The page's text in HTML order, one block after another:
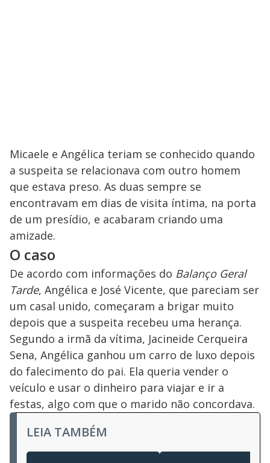
Micaele e Angélica teriam se conhecido quando
a suspeita se relacionava com outro homem
que estava preso. As duas sempre se
encontravam em dias de visita íntima, na porta
de um presídio, e acabaram criando uma
amizade.
O caso
De acordo com informações do Balanço Geral
Tarde, Angélica e José Vicente, que pareciam ser
um casal unido, começaram a brigar muito
depois que a suspeita recebeu uma herança.
Segundo a irmã da vítima, Jacineide Cerqueira
Sena, Angélica ganhou um carro de luxo depois
do falecimento do pai. Ela queria vender o
veículo e usar o dinheiro para viajar e ir a
festas, algo com que o marido não concordava.
LEIA TAMBÉM